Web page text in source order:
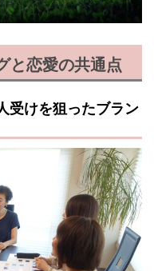
と恋愛の共通点
受けを狙ったブラン